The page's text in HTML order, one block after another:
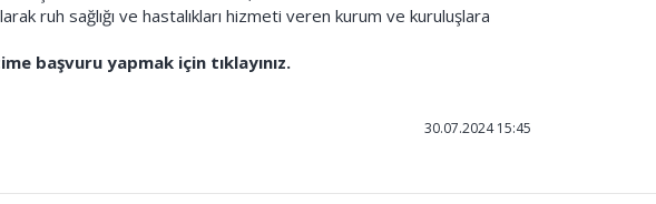
ruh sağlığı ve hastalıkları hizmeti veren kurum ve kuruluşlara
başvuru yapmak için tıklayınız.
30.07.2024 15:45